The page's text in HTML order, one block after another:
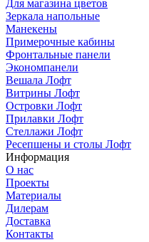
Для магазина цветов
Зеркала напольные
Манекены
Примерочные кабины
Фронтальные панели
Экономпанели
Вешала Лофт
Витрины Лофт
Островки Лофт
Прилавки Лофт
Стеллажи Лофт
Ресепшены и столы Лофт
Информация
О нас
Проекты
Материалы
Дилерам
Доставка
Контакты